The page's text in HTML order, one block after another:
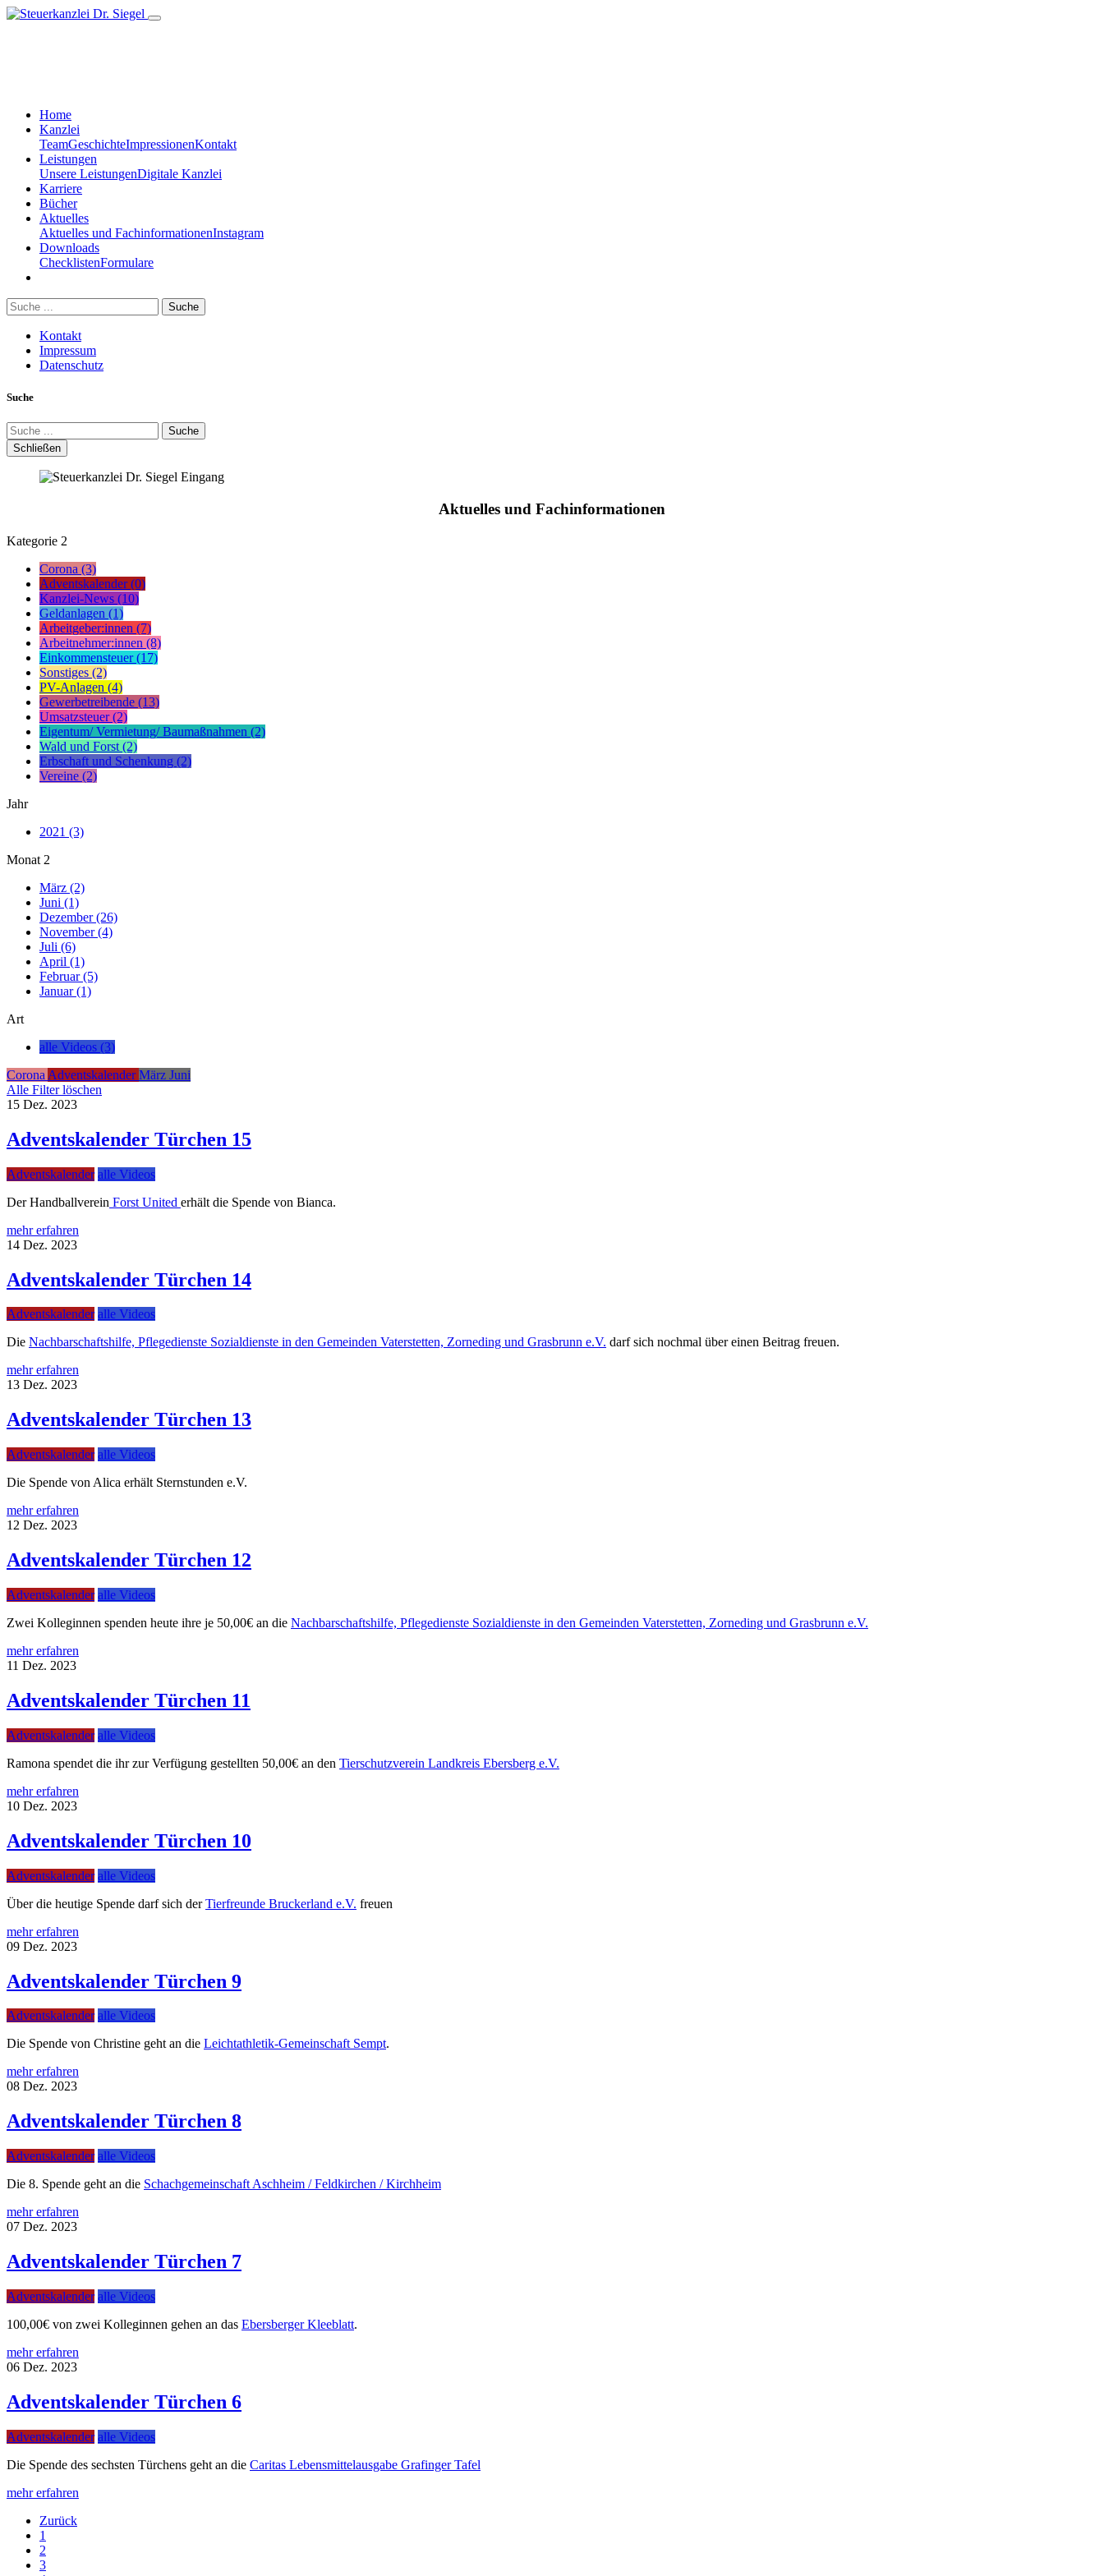
Home
Kanzlei
TeamGeschichteImpressionenKontakt
Leistungen
Unsere LeistungenDigitale Kanzlei
Karriere
Bücher
Aktuelles
Aktuelles und FachinformationenInstagram
Downloads
ChecklistenFormulare
Suche
Kontakt
Impressum
Datenschutz
Suche
Suche
Schließen
Aktuelles und Fachinformationen
Kategorie 2
Corona (3)
Adventskalender (0)
Kanzlei-News (10)
Geldanlagen (1)
Arbeitgeber:innen (7)
Arbeitnehmer:innen (8)
Einkommensteuer (17)
Sonstiges (2)
PV-Anlagen (4)
Gewerbetreibende (13)
Umsatzsteuer (2)
Eigentum/ Vermietung/ Baumaßnahmen (2)
Wald und Forst (2)
Erbschaft und Schenkung (2)
Vereine (2)
Jahr
2021 (3)
Monat 2
März (2)
Juni (1)
Dezember (26)
November (4)
Juli (6)
April (1)
Februar (5)
Januar (1)
Art
alle Videos (3)
Corona AdventskalenderMärz Juni
Alle Filter löschen
15 Dez. 2023
Adventskalender Türchen 15
Adventskalender alle Videos
Der Handballverein Forst United erhält die Spende von Bianca.
mehr erfahren
14 Dez. 2023
Adventskalender Türchen 14
Adventskalender alle Videos
Die Nachbarschaftshilfe, Pflegedienste Sozialdienste in den Gemeinden Vaterstetten, Zorneding und Grasbrunn e.V. darf sich nochmal über einen Beitrag freuen.
mehr erfahren
13 Dez. 2023
Adventskalender Türchen 13
Adventskalender alle Videos
Die Spende von Alica erhält Sternstunden e.V.
mehr erfahren
12 Dez. 2023
Adventskalender Türchen 12
Adventskalender alle Videos
Zwei Kolleginnen spenden heute ihre je 50,00€ an die Nachbarschaftshilfe, Pflegedienste Sozialdienste in den Gemeinden Vaterstetten, Zorneding und Grasbrunn e.V.
mehr erfahren
11 Dez. 2023
Adventskalender Türchen 11
Adventskalender alle Videos
Ramona spendet die ihr zur Verfügung gestellten 50,00€ an den Tierschutzverein Landkreis Ebersberg e.V.
mehr erfahren
10 Dez. 2023
Adventskalender Türchen 10
Adventskalender alle Videos
Über die heutige Spende darf sich derTierfreunde Bruckerland e.V. freuen
mehr erfahren
09 Dez. 2023
Adventskalender Türchen 9
Adventskalender alle Videos
Die Spende von Christine geht an die Leichtathletik-Gemeinschaft Sempt.
mehr erfahren
08 Dez. 2023
Adventskalender Türchen 8
Adventskalender alle Videos
Die 8. Spende geht an die Schachgemeinschaft Aschheim / Feldkirchen / Kirchheim
mehr erfahren
07 Dez. 2023
Adventskalender Türchen 7
Adventskalender alle Videos
100,00€ von zwei Kolleginnen gehen an das Ebersberger Kleeblatt.
mehr erfahren
06 Dez. 2023
Adventskalender Türchen 6
Adventskalender alle Videos
Die Spende des sechsten Türchens geht an die Caritas Lebensmittelausgabe Grafinger Tafel
mehr erfahren
Zurück
1
2
3